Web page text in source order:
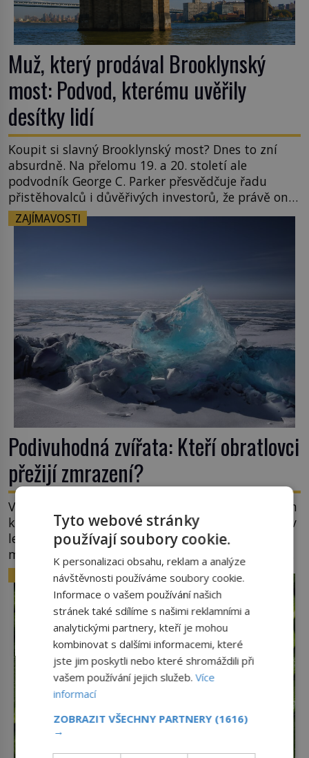
Muž, který prodával Brooklynský
most: Podvod, kterému uvěřily
desítky lidí
Koupit si slavný Brooklynský most? Dnes to zní
absurdně. Na přelomu 19. a 20. století ale
podvodník George C. Parker přesvědčuje řadu
přistěhovalců i důvěřivých investorů, že právě on
je jeho právoplatným vlastníkem. A není to jediná
památka, kterou dokáže „prodat“. Jeho
ZAJÍMAVOSTI
Podivuhodná zvířata: Kteří obratlovci
přežijí zmrazení?
Veškeré pokusy se zmražením lidí a jejich oživením
končí (alespoň prozatím) neúspěchem. O tom, že v
ledu mohou přežít mikroorganismy i přes sto
milionů let již z vědeckých výzkumů víme. Ale že
by totální zmrazení byť na jedinou zimu přežili
nějací suchozemští obratlovci? Takto
neuvěřitelnou věc dokáže na první pohled
obyčejná žába. Skokana hnědého u […]
ZAJÍMAVOSTI
Tyto webové stránky
používají soubory cookie.
K personalizaci obsahu, reklam a analýze
návštěvnosti používáme soubory cookie.
Informace o vašem používání našich
stránek také sdílíme s našimi reklamními a
analytickými partnery, kteří je mohou
kombinovat s dalšími informacemi, které
jste jim poskytli nebo které shromáždili při
vašem používání jejich služeb.Více
informací
ZOBRAZIT VŠECHNY PARTNERY (1616)
→